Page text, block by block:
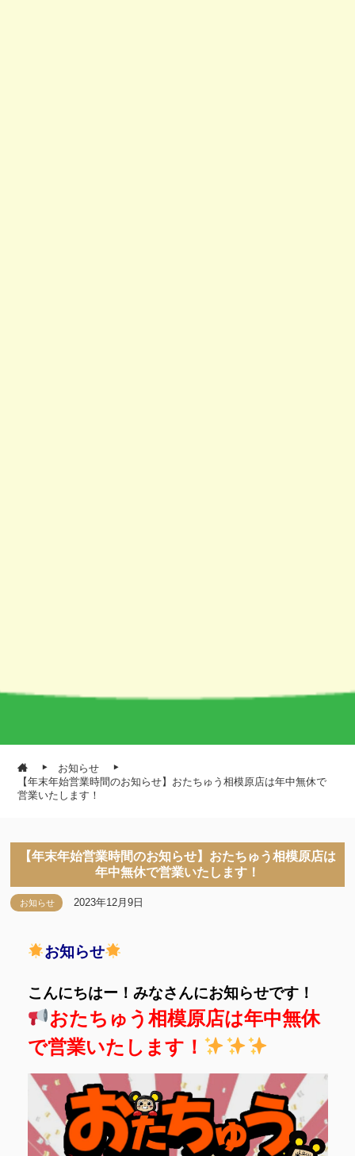
お知らせ
【年末年始営業時間のお知らせ】おたちゅう相模原店は年中無休で
営業いたします！
【年末年始営業時間のお知らせ】おたちゅう相模原店は
年中無休で営業いたします！
お知らせ 2023年12月9日
お知らせ
こんにちはー！みなさんにお知らせです！
おたちゅう相模原店は年中無休
で営業いたします！